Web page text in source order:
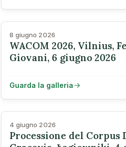
8 giugno 2026
WACOM 2026, Vilnius,
Giovani, 6 giugno 2026
Guarda la galleria
4 giugno 2026
Processione del Corpus